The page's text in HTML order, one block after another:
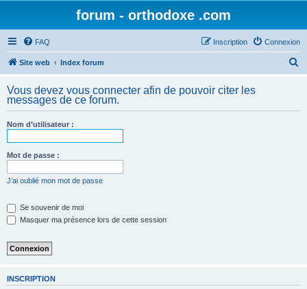
forum - orthodoxe .com
FAQ Connexion
Inscription
Site web Index forum
h
Vous devez vous connecter afin de pouvoir citer les
messages de ce forum.
Nom d’utilisateur :
Mot de passe :
J’ai oublié mon mot de passe
Se souvenir de moi
Masquer ma présence lors de cette session
INSCRIPTION